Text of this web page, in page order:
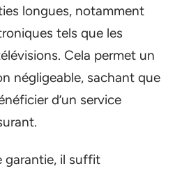
longues, notamment
tels que les
Cela permet un
négligeable, sachant que
d’un service
garantie, il suffit